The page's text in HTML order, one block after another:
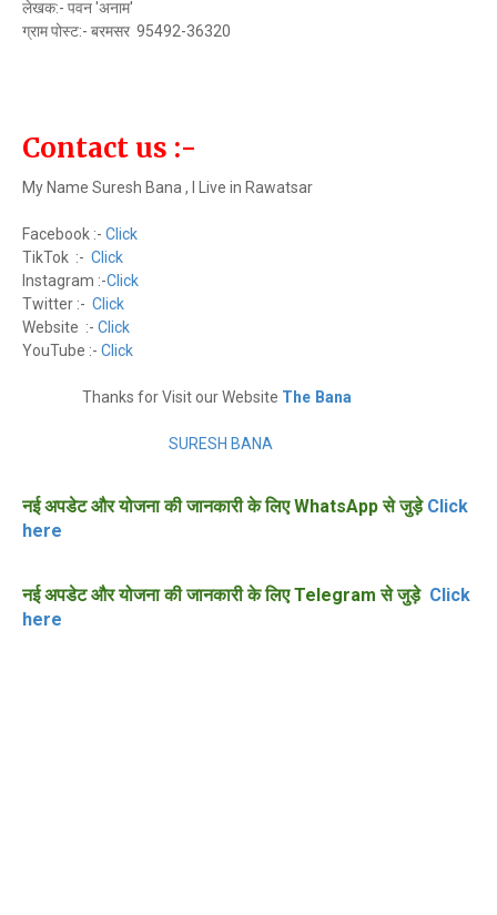
लेखक:- पवन 'अनाम'
ग्राम पोस्ट:- बरमसर 95492-36320
Contact us :-
My Name Suresh Bana , I Live in Rawatsar
Facebook :- Click
TikTok :- Click
Instagram :-Click
Twitter :- Click
Website :- Click
YouTube :- Click
Thanks for Visit our Website The Bana
SURESH BANA
नई अपडेट और योजना की जानकारी के लिए WhatsApp से जुड़ेClick
here
नई अपडेट और योजना की जानकारी के लिए Telegram से जुड़ेClick
here